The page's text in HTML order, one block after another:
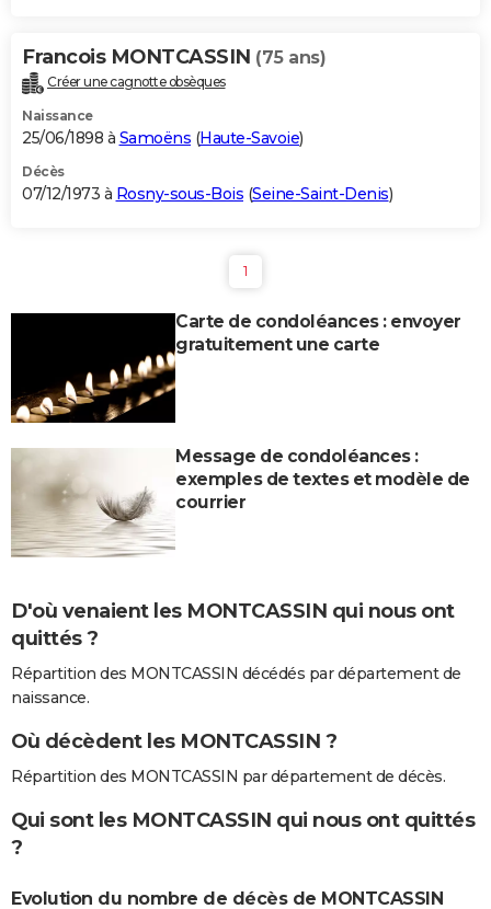
Francois MONTCASSIN (75 ans)
Créer une cagnotte obsèques
Naissance
25/06/1898 à Samoëns (Haute-Savoie)
Décès
07/12/1973 à Rosny-sous-Bois (Seine-Saint-Denis)
1
Carte de condoléances : envoyer
gratuitement une carte
Message de condoléances :
exemples de textes et modèle de
courrier
D'où venaient les MONTCASSIN qui nous ont
quittés ?
Répartition des MONTCASSIN décédés par département de
naissance.
Où décèdent les MONTCASSIN ?
Répartition des MONTCASSIN par département de décès.
Qui sont les MONTCASSIN qui nous ont quittés
?
Evolution du nombre de décès de MONTCASSIN